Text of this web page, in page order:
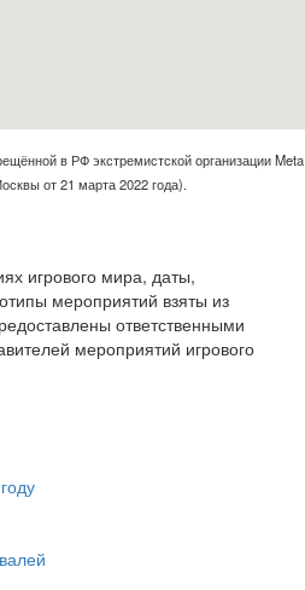
в РФ экстремистской организации Meta
от 21 марта 2022 года).
игрового мира, даты,
мероприятий взяты из
ответственными
мероприятий игрового